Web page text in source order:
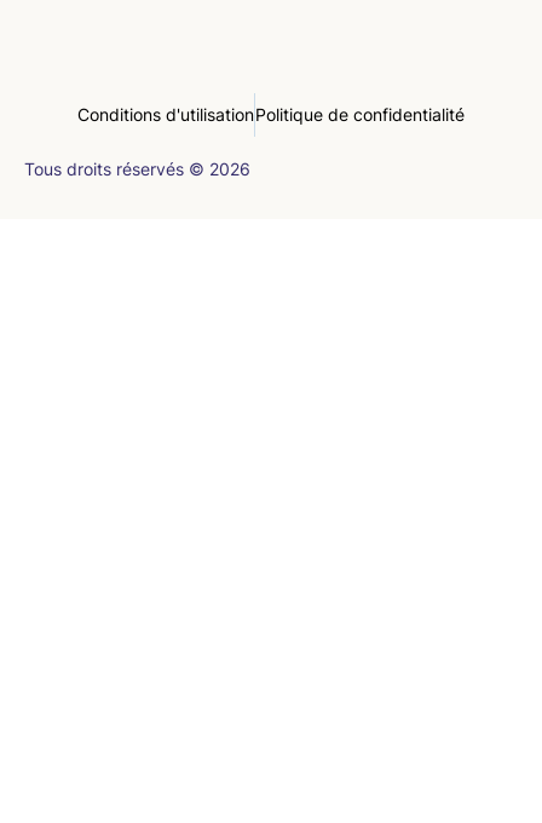
Tous droits réservés © 2026
Conditions d'utilisationPolitique de confidentialité